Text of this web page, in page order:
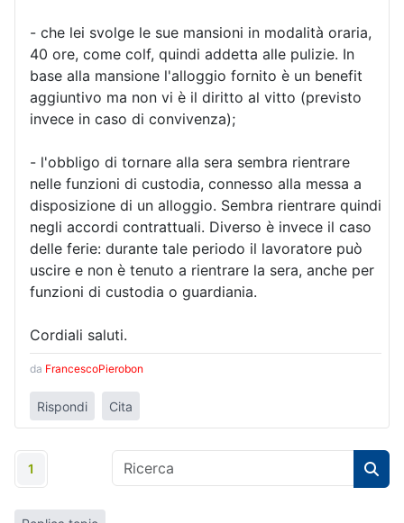
- che lei svolge le sue mansioni in modalità oraria,
40 ore, come colf, quindi addetta alle pulizie. In
base alla mansione l'alloggio fornito è un benefit
aggiuntivo ma non vi è il diritto al vitto (previsto
invece in caso di convivenza);
- l'obbligo di tornare alla sera sembra rientrare
nelle funzioni di custodia, connesso alla messa a
disposizione di un alloggio. Sembra rientrare quindi
negli accordi contrattuali. Diverso è invece il caso
delle ferie: durante tale periodo il lavoratore può
uscire e non è tenuto a rientrare la sera, anche per
funzioni di custodia o guardiania.
Cordiali saluti.
da FrancescoPierobon
Rispondi Cita
1